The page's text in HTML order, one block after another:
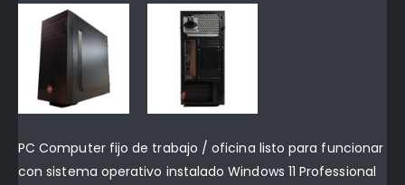
PC Computer fijo de trabajo / oficina listo para funcionar
con sistema operativo instalado Windows 11 Professional